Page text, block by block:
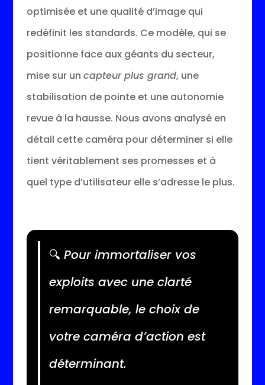
optimisée et une qualité d’image qui
redéfinit les standards. Ce modèle, qui se
positionne face aux géants du secteur,
mise sur un capteur plus grand, une
stabilisation de pointe et une autonomie
revue à la hausse. Nous avons analysé en
détail cette caméra pour déterminer si elle
tient véritablement ses promesses et à
quel type d’utilisateur elle s’adresse le plus.
🔍 Pour immortaliser vos
exploits avec une clarté
remarquable, le choix de
votre caméra d’action est
déterminant.